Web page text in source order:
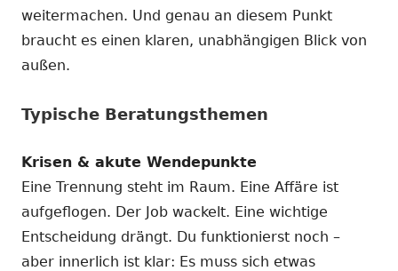
weitermachen. Und genau an diesem Punkt
braucht es einen klaren, unabhängigen Blick von
außen.
Typische Beratungsthemen
Krisen & akute Wendepunkte
Eine Trennung steht im Raum. Eine Affäre ist
aufgeflogen. Der Job wackelt. Eine wichtige
Entscheidung drängt. Du funktionierst noch –
aber innerlich ist klar: Es muss sich etwas